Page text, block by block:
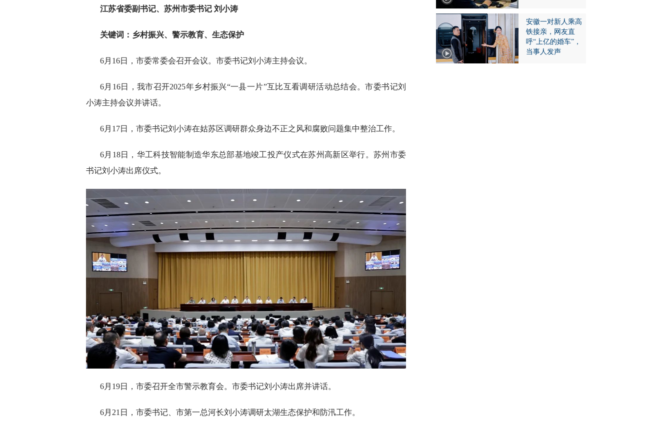
江苏省委副书记、苏州市委书记 刘小涛
关键词：乡村振兴、警示教育、生态保护
6月16日，市委常委会召开会议。市委书记刘小涛主持会议。
6月16日，我市召开2025年乡村振兴“一县一片”互比互看调研活动总结会。市委书记刘
小涛主持会议并讲话。
6月17日，市委书记刘小涛在姑苏区调研群众身边不正之风和腐败问题集中整治工作。
6月18日，华工科技智能制造华东总部基地竣工投产仪式在苏州高新区举行。苏州市委
书记刘小涛出席仪式。
6月19日，市委召开全市警示教育会。市委书记刘小涛出席并讲话。
6月21日，市委书记、市第一总河长刘小涛调研太湖生态保护和防汛工作。
安徽一对新人乘高
铁接亲，网友直
呼“上亿的婚车”，
当事人发声